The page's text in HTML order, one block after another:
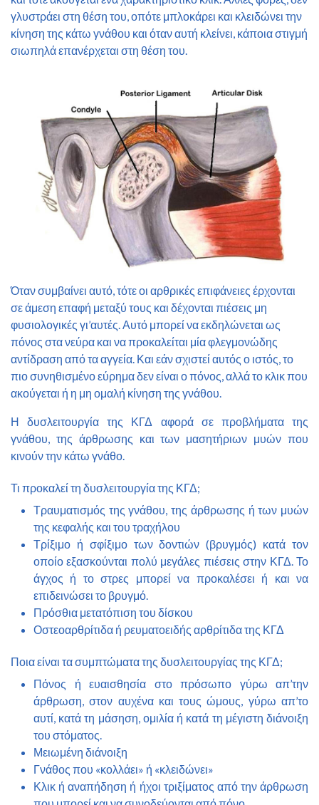
γλυστράει στη θέση του, οπότε μπλοκάρει και κλειδώνει την
κίνηση της κάτω γνάθου και όταν αυτή κλείνει, κάποια στιγμή
σιωπηλά επανέρχεται στη θέση του.
Όταν συμβαίνει αυτό, τότε οι αρθρικές επιφάνειες έρχονται
σε άμεση επαφή μεταξύ τους και δέχονται πιέσεις μη
φυσιολογικές γι’αυτές. Αυτό μπορεί να εκδηλώνεται ως
πόνος στα νεύρα και να προκαλείται μία φλεγμονώδης
αντίδραση από τα αγγεία. Και εάν σχιστεί αυτός ο ιστός, το
πιο συνηθισμένο εύρημα δεν είναι ο πόνος, αλλά το κλικ που
ακούγεται ή η μη ομαλή κίνηση της γνάθου.
Η δυσλειτουργία της ΚΓΔ αφορά σε προβλήματα της
γνάθου, της άρθρωσης και των μασητήριων μυών που
κινούν την κάτω γνάθο.
Τι προκαλεί τη δυσλειτουργία της ΚΓΔ;
Τραυματισμός της γνάθου, της άρθρωσης ή των μυών
της κεφαλής και του τραχήλου
Τρίξιμο ή σφίξιμο των δοντιών (βρυγμός) κατά τον
οποίο εξασκούνται πολύ μεγάλες πιέσεις στην ΚΓΔ. Το
άγχος ή το στρες μπορεί να προκαλέσει ή και να
επιδεινώσει το βρυγμό.
Πρόσθια μετατόπιση του δίσκου
Οστεοαρθρίτιδα ή ρευματοειδής αρθρίτιδα της ΚΓΔ
Ποια είναι τα συμπτώματα της δυσλειτουργίας της ΚΓΔ;
Πόνος ή ευαισθησία στο πρόσωπο γύρω απ’την
άρθρωση, στον αυχένα και τους ώμους, γύρω απ’το
αυτί, κατά τη μάσηση, ομιλία ή κατά τη μέγιστη διάνοιξη
του στόματος.
Μειωμένη διάνοιξη
Γνάθος που «κολλάει» ή «κλειδώνει»
Κλικ ή αναπήδηση ή ήχοι τριξίματος από την άρθρωση